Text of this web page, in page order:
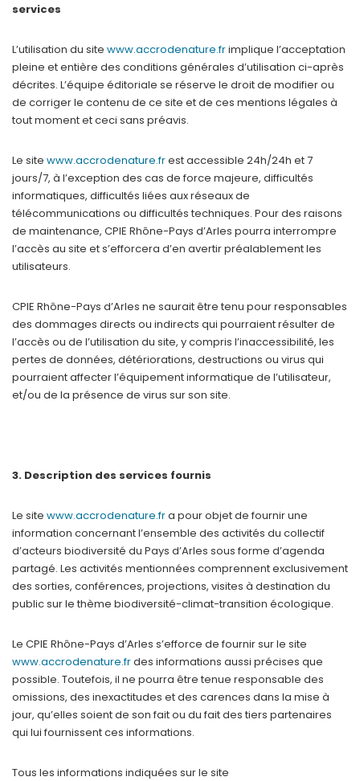
services
L’utilisation du site www.accrodenature.frimplique l’acceptation
pleine et entière des conditions générales d’utilisation ci-après
décrites. L’équipe éditoriale se réserve le droit de modifier ou
de corriger le contenu de ce site et de ces mentions légales à
tout moment et ceci sans préavis.
Le site www.accrodenature.frest accessible 24h/24h et 7
jours/7, à l’exception des cas de force majeure, difficultés
informatiques, difficultés liées aux réseaux de
télécommunications ou difficultés techniques. Pour des raisons
de maintenance, CPIE Rhône-Pays d’Arles pourra interrompre
l’accès au site et s’efforcera d’en avertir préalablement les
utilisateurs.
CPIE Rhône-Pays d’Arles ne saurait être tenu pour responsables
des dommages directs ou indirects qui pourraient résulter de
l’accès ou de l’utilisation du site, y compris l’inaccessibilité, les
pertes de données, détériorations, destructions ou virus qui
pourraient affecter l’équipement informatique de l’utilisateur,
et/ou de la présence de virus sur son site.
3. Description des services fournis
Le site www.accrodenature.fra pour objet de fournir une
information concernant l’ensemble des activités du collectif
d’acteurs biodiversité du Pays d’Arles sous forme d’agenda
partagé. Les activités mentionnées comprennent exclusivement
des sorties, conférences, projections, visites à destination du
public sur le thème biodiversité-climat-transition écologique.
Le CPIE Rhône-Pays d’Arles s’efforce de fournir sur le site
www.accrodenature.frdes informations aussi précises que
possible. Toutefois, il ne pourra être tenue responsable des
omissions, des inexactitudes et des carences dans la mise à
jour, qu’elles soient de son fait ou du fait des tiers partenaires
qui lui fournissent ces informations.
Tous les informations indiquées sur le site